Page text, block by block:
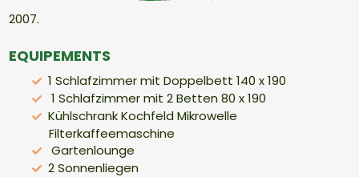
2007.
EQUIPEMENTS
1 Schlafzimmer mit Doppelbett 140 x 190
1 Schlafzimmer mit 2 Betten 80 x 190
Kühlschrank Kochfeld Mikrowelle
Filterkaffeemaschine
Gartenlounge
2 Sonnenliegen